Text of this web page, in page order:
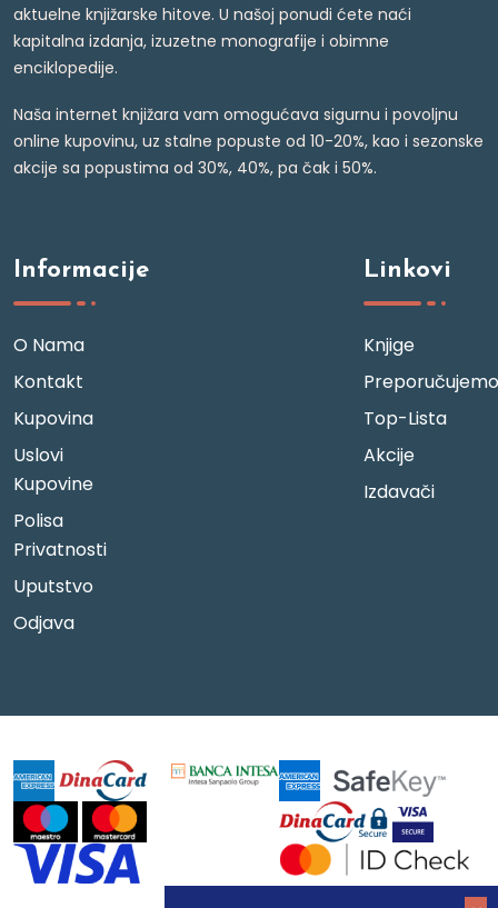
aktuelne knjižarske hitove. U našoj ponudi ćete naći
kapitalna izdanja, izuzetne monografije i obimne
enciklopedije.
Naša internet knjižara vam omogućava sigurnu i povoljnu
online kupovinu, uz stalne popuste od 10-20%, kao i sezonske
akcije sa popustima od 30%, 40%, pa čak i 50%.
Informacije
O Nama
Kontakt
Kupovina
Uslovi
Kupovine
Polisa
Privatnosti
Uputstvo
Odjava
Linkovi
Knjige
Preporučujemo
Top-Lista
Akcije
Izdavači